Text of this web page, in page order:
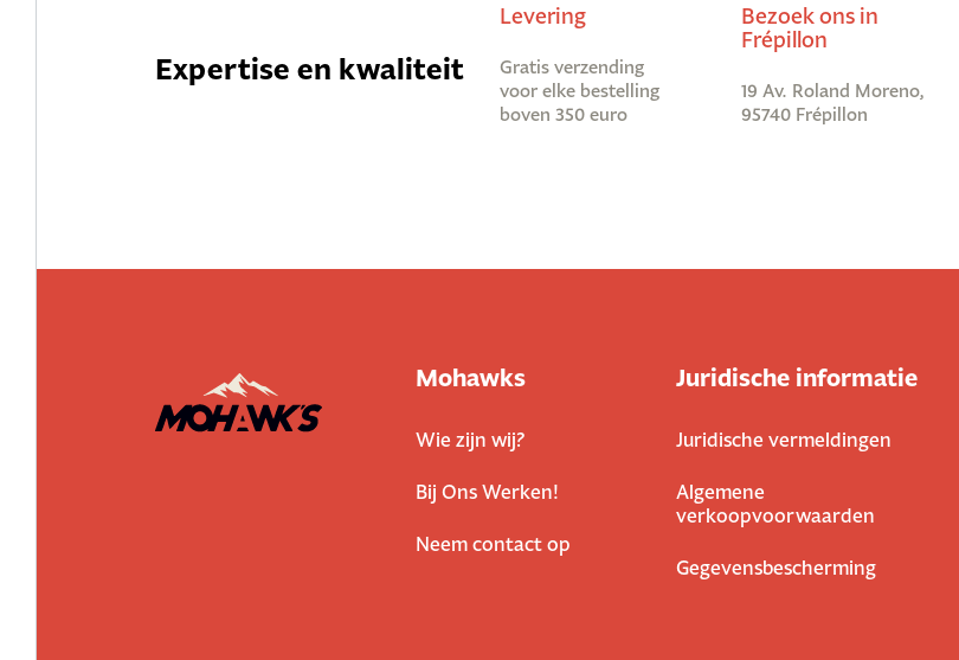
Expertise en kwaliteit
Levering
Gratis verzending
voor elke bestelling
boven 350 euro
Bezoek ons in
Frépillon
19 Av. Roland Moreno,
95740 Frépillon
Mohawks
Wie zijn wij?
Bij Ons Werken!
Neem contact op
Juridische informatie
Juridische vermeldingen
Algemene
verkoopvoorwaarden
Gegevensbescherming